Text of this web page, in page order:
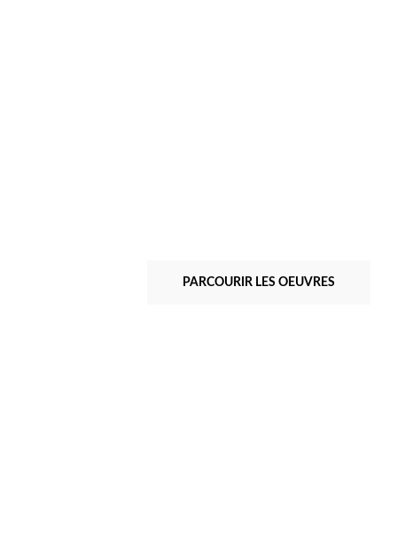
PARCOURIR LES OEUVRES